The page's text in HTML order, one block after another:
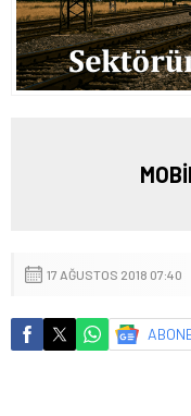
17 AĞUSTOS 2018 07:40